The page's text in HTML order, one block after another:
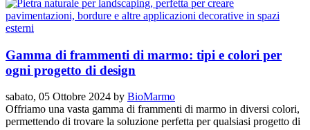
Gamma di frammenti di marmo: tipi e colori per
ogni progetto di design
sabato, 05 Ottobre 2024 by BioMarmo
Offriamo una vasta gamma di frammenti di marmo in diversi colori,
permettendo di trovare la soluzione perfetta per qualsiasi progetto di